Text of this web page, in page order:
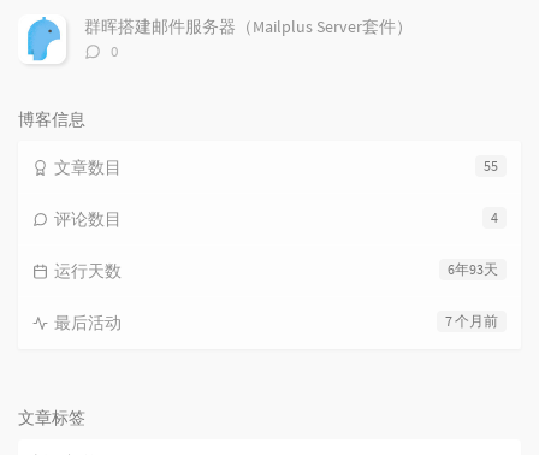
数：
群晖搭建邮件服务器（Mailplus Server套件）
评
0
博客信息
55
文章数目
4
评论数目
6年93天
运行天数
7 个月前
最后活动
文章标签